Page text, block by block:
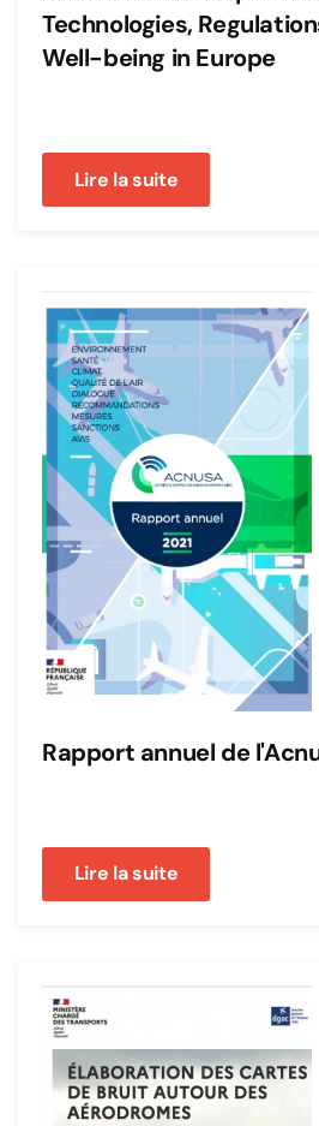
Technologies,
Well-being in Europe
Lire la suite
Rapport annuel de
Lire la suite